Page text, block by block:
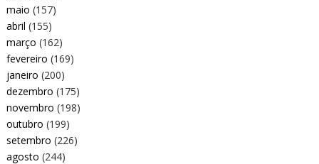
maio (157)
abril (155)
março (162)
fevereiro (169)
janeiro (200)
dezembro (175)
novembro (198)
outubro (199)
setembro (226)
agosto (244)